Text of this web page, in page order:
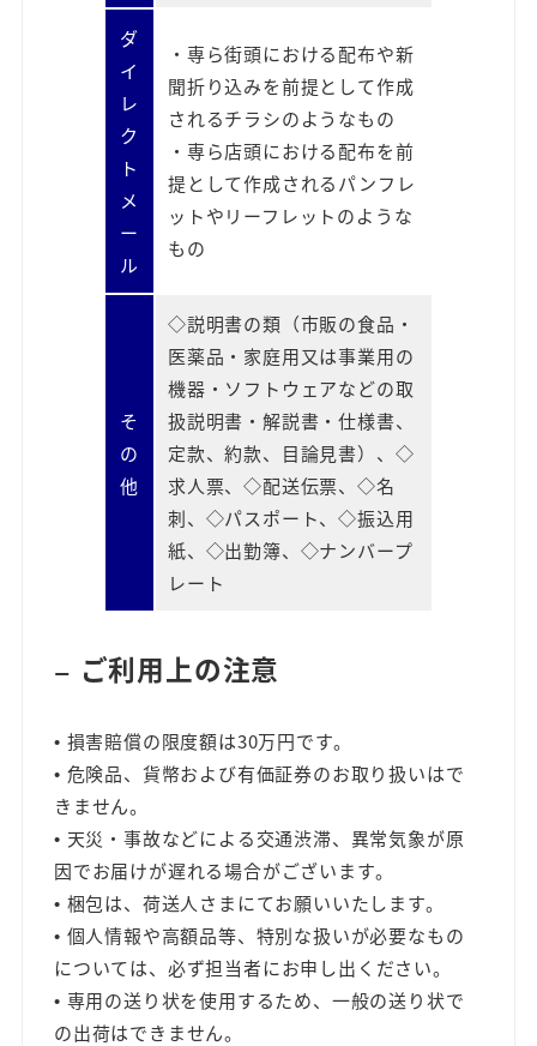
ダ
イ
レ
ク
ト
メ
ー
ル
・専ら街頭における配布や新
聞折り込みを前提として作成
されるチラシのようなもの
・専ら店頭における配布を前
提として作成されるパンフレ
ットやリーフレットのような
もの
そ
の
他
◇説明書の類（市販の食品・
医薬品・家庭用又は事業用の
機器・ソフトウェアなどの取
扱説明書・解説書・仕様書、
定款、約款、目論見書）、◇
求人票、◇配送伝票、◇名
刺、◇パスポート、◇振込用
紙、◇出勤簿、◇ナンバープ
レート
ー ご利用上の注意
• 損害賠償の限度額は30万円です。
• 危険品、貨幣および有価証券のお取り扱いはで
きません。
• 天災・事故などによる交通渋滞、異常気象が原
因でお届けが遅れる場合がございます。
• 梱包は、荷送人さまにてお願いいたします。
• 個人情報や高額品等、特別な扱いが必要なもの
については、必ず担当者にお申し出ください。
• 専用の送り状を使用するため、一般の送り状で
の出荷はできません。